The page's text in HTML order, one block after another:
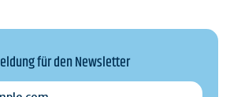
für den Newsletter